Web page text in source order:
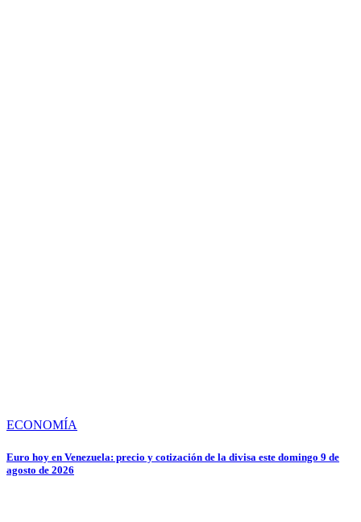
ECONOMÍA
Euro hoy en Venezuela: precio y cotización de la divisa este domingo 9 de
agosto de 2026